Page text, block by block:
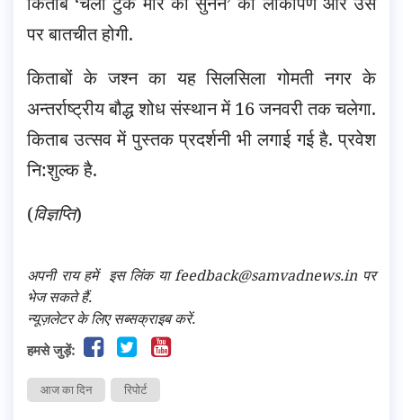
पर बातचीत होगी.
किताबों के जश्न का यह सिलसिला गोमती नगर के
अन्तर्राष्ट्रीय बौद्ध शोध संस्थान में 16 जनवरी तक चलेगा.
किताब उत्सव में पुस्तक प्रदर्शनी भी लगाई गई है. प्रवेश
नि:शुल्क है.
(विज्ञप्ति)
अपनी राय हमें इस लिंक या feedback@samvadnews.in पर
भेज सकते हैं.
न्यूज़लेटर के लिए सब्सक्राइब करें.
हमसे जुड़ें:
आज का दिन रिपोर्ट